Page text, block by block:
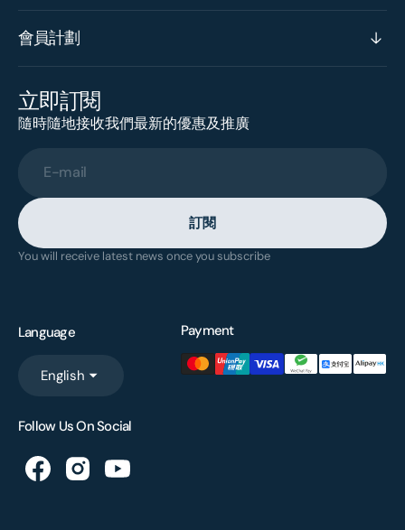
會員計劃
立即訂閱
隨時隨地接收我們最新的優惠及推廣
E-mail
訂閱
You will receive latest news once you subscribe
Language
English
Payment
Follow Us On Social